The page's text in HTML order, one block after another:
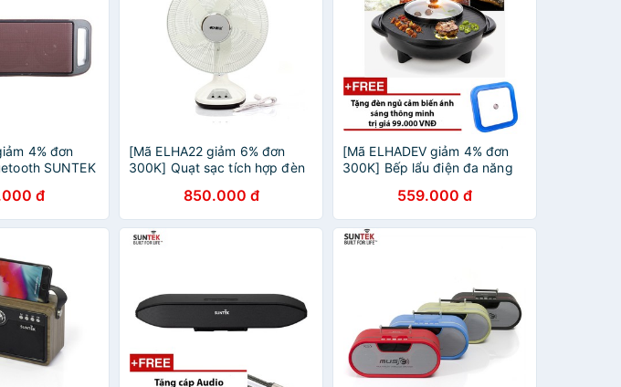
4% đơn
SUNTEK
đ
[Mã ELHA22 giảm 6% đơn
300K] Quạt sạc tích hợp đèn
850.000 đ
[Mã ELHADEV giảm 4% đơn
300K] Bếp lẩu điện đa năng
559.000 đ